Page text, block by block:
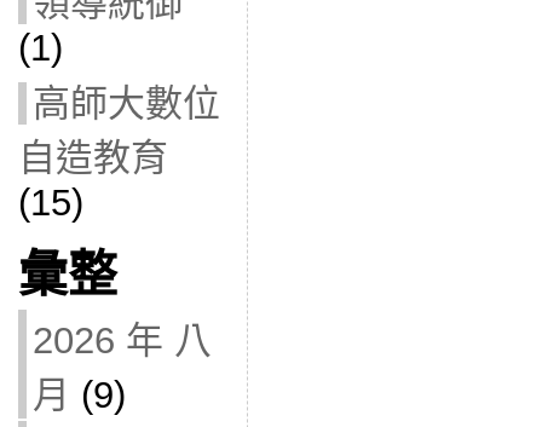
(1)
高師大數位
自造教育
(15)
彙整
2026 年 八
月 (9)